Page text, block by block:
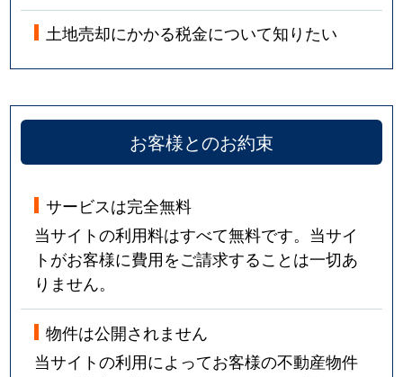
土地売却にかかる税金について知りたい
お客様とのお約束
サービスは完全無料
当サイトの利用料はすべて無料です。当サイ
トがお客様に費用をご請求することは一切あ
りません。
物件は公開されません
当サイトの利用によってお客様の不動産物件